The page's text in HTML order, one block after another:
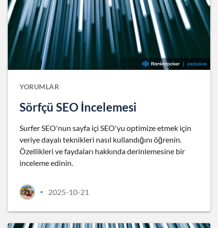
YORUMLAR
Sörfçü SEO İncelemesi
Surfer SEO'nun sayfa içi SEO'yu optimize etmek için
veriye dayalı teknikleri nasıl kullandığını öğrenin.
Özellikleri ve faydaları hakkında derinlemesine bir
inceleme edinin.
• 2025-10-21